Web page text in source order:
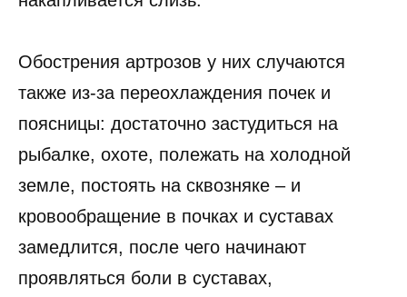
Обострения артрозов у них случаются
также из-за переохлаждения почек и
поясницы: достаточно застудиться на
рыбалке, охоте, полежать на холодной
земле, постоять на сквозняке – и
кровообращение в почках и суставах
замедлится, после чего начинают
проявляться боли в суставах,